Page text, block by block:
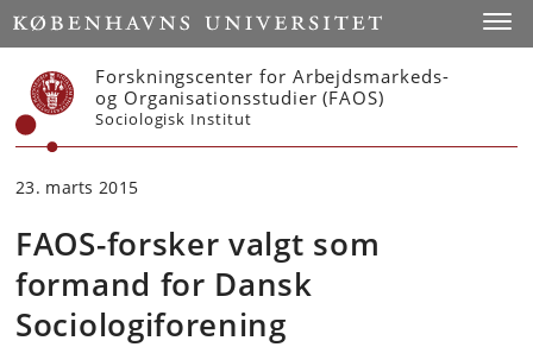
Start
Forskningscenter for Arbejdsmarkeds-
og Organisationsstudier (FAOS)
Sociologisk Institut
23. marts 2015
FAOS-forsker valgt som
formand for Dansk
Sociologiforening